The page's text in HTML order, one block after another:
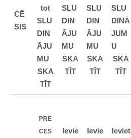
CĒ
SIS
tot
SLU
DIN
ĀJU
MU
SKA
TĪT
SLU
DIN
ĀJU
MU
SKA
TĪT
SLU
DIN
ĀJU
MU
SKA
TĪT
SLU
DINĀ
JUM
U
SKA
TĪT
PRE
CES
Ievie
Ievie
Ieviet